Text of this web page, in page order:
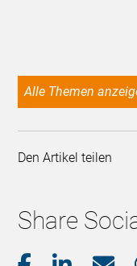
alle Themen
Den Artikel teilen
Share